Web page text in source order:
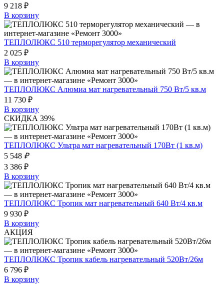
9 218 ₽
В корзину
ТЕПЛОЛЮКС 510 терморегулятор механический
2 025 ₽
В корзину
ТЕПЛОЛЮКС Алюмиа мат нагревательный 750 Вт/5 кв.м
11 730 ₽
В корзину
СКИДКА 39%
ТЕПЛОЛЮКС Ультра мат нагревательный 170Вт (1 кв.м)
5 548 ₽
3 386 ₽
В корзину
ТЕПЛОЛЮКС Тропик мат нагревательный 640 Вт/4 кв.м
9 930 ₽
В корзину
АКЦИЯ
ТЕПЛОЛЮКС Тропик кабель нагревательный 520Вт/26м
6 796 ₽
В корзину